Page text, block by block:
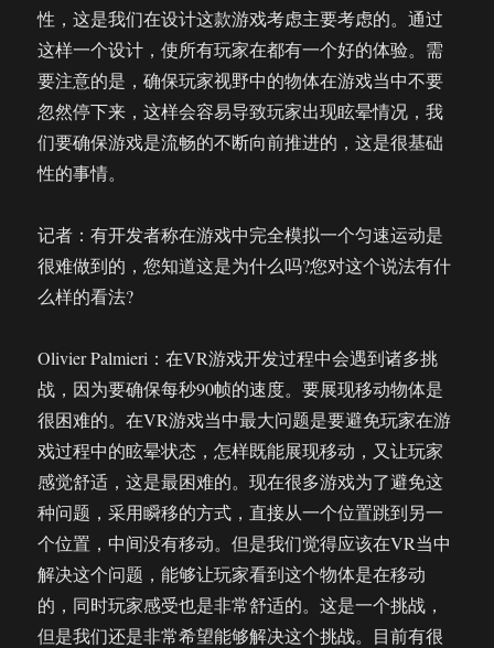
性，这是我们在设计这款游戏考虑主要考虑的。通过
这样一个设计，使所有玩家在都有一个好的体验。需
要注意的是，确保玩家视野中的物体在游戏当中不要
忽然停下来，这样会容易导致玩家出现眩晕情况，我
们要确保游戏是流畅的不断向前推进的，这是很基础
性的事情。
记者：有开发者称在游戏中完全模拟一个匀速运动是
很难做到的，您知道这是为什么吗?您对这个说法有什
么样的看法?
Olivier Palmieri：在VR游戏开发过程中会遇到诸多挑
战，因为要确保每秒90帧的速度。要展现移动物体是
很困难的。在VR游戏当中最大问题是要避免玩家在游
戏过程中的眩晕状态，怎样既能展现移动，又让玩家
感觉舒适，这是最困难的。现在很多游戏为了避免这
种问题，采用瞬移的方式，直接从一个位置跳到另一
个位置，中间没有移动。但是我们觉得应该在VR当中
解决这个问题，能够让玩家看到这个物体是在移动
的，同时玩家感受也是非常舒适的。这是一个挑战，
但是我们还是非常希望能够解决这个挑战。目前有很